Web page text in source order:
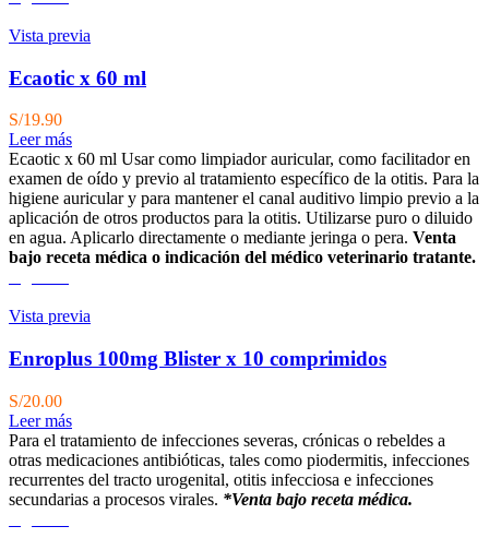
Vista previa
Ecaotic x 60 ml
S/19.90
Leer más
Ecaotic x 60 ml Usar como limpiador auricular, como facilitador en
examen de oído y previo al tratamiento específico de la otitis. Para la
higiene auricular y para mantener el canal auditivo limpio previo a la
aplicación de otros productos para la otitis. Utilizarse puro o diluido
en agua. Aplicarlo directamente o mediante jeringa o pera. Venta
bajo receta médica o indicación del médico veterinario tratante.
Vista previa
Enroplus 100mg Blister x 10 comprimidos
S/20.00
Leer más
Para el tratamiento de infecciones severas, crónicas o rebeldes a
otras medicaciones antibióticas, tales como piodermitis, infecciones
recurrentes del tracto urogenital, otitis infecciosa e infecciones
secundarias a procesos virales. *Venta bajo receta médica.